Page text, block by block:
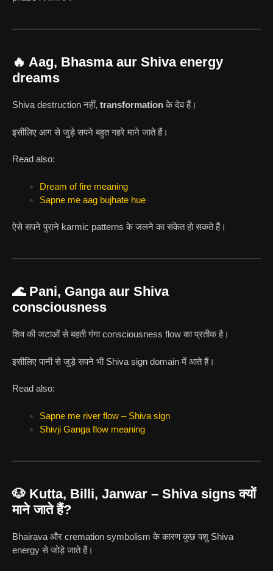
🔥 Aag, Bhasma aur Shiva energy
dreams
Shiva destruction नहीं, transformationके देव हैं।
इसीलिए आग से जुड़े सपने बहुत गहरे माने जाते हैं।
Read also:
Dream of fire meaning
Sapne me aag bujhate hue
ऐसे सपने पुराने karmic patterns के जलने का संकेत हो सकते हैं।
🌊 Pani, Ganga aur Shiva
consciousness
शिव की जटाओं से बहती गंगा consciousness flow का प्रतीक है।
इसीलिए पानी से जुड़े सपने भी Shiva sign domain में आते हैं।
Read also:
Sapne me river flow – Shiva sign
Shivji Ganga flow meaning
🐶 Kutta, Billi, Janwar – Shiva signs क्यों
माने जाते हैं?
Bhairava और cremation symbolism के कारण कुछ पशु Shiva
energy से जोड़े जाते हैं।